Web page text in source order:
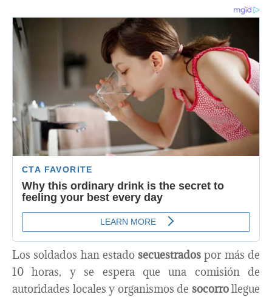
Los soldados han estadosecuestradospor más de
10 horas, y se espera que una comisión de
autoridades locales y organismos de socorrollegue